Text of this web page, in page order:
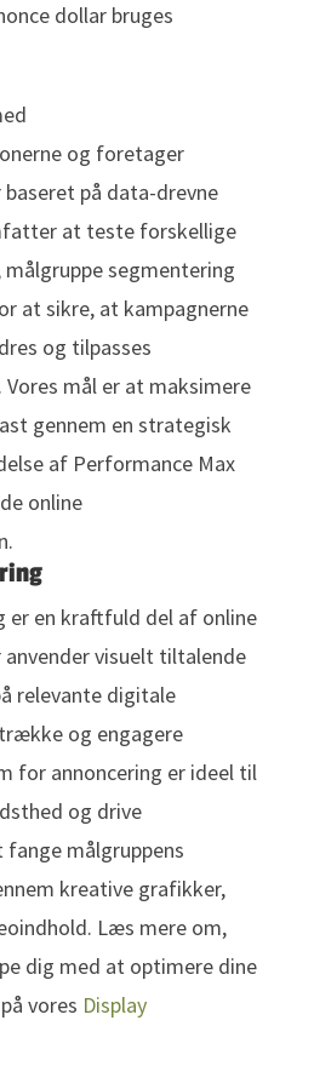
dollar bruges
og foretager
på data-drevne
at teste forskellige
segmentering
at sikre, at kampagnerne
og tilpasses
mål er at maksimere
gennem en strategisk
af Performance Max
online
er en kraftfuld del af online
visuelt tiltalende
relevante digitale
og engagere
for annoncering er ideel til
og drive
målgruppens
kreative grafikker,
Læs mere om,
dig med at optimere dine
vores Display